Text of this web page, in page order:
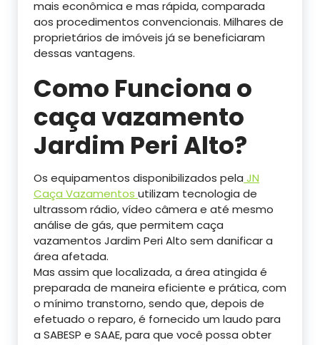
mais econômica e mas rápida, comparada
aos procedimentos convencionais. Milhares de
proprietários de imóveis já se beneficiaram
dessas vantagens.
Como Funciona o
caça vazamento
Jardim Peri Alto?
Os equipamentos disponibilizados pela JN
Caça Vazamentos utilizam tecnologia de
ultrassom rádio, vídeo câmera e até mesmo
análise de gás, que permitem caça
vazamentos Jardim Peri Alto sem danificar a
área afetada.
Mas assim que localizada, a área atingida é
preparada de maneira eficiente e prática, com
o mínimo transtorno, sendo que, depois de
efetuado o reparo, é fornecido um laudo para
a SABESP e SAAE, para que você possa obter